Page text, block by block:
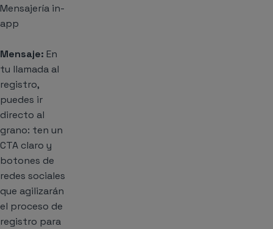
Mensajería in-
app
Mensaje: En
tu llamada al
registro,
puedes ir
directo al
grano: ten un
CTA claro y
botones de
redes sociales
que agilizarán
el proceso de
registro para